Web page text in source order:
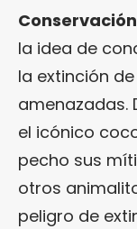
la idea de
la extinción
amenazadas.
el icónico
pecho sus
otros
peligro de